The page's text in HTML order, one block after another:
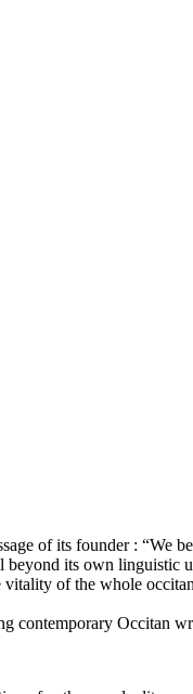
of its founder : “We
beyond its own linguistic
of the whole
contemporary Occitan